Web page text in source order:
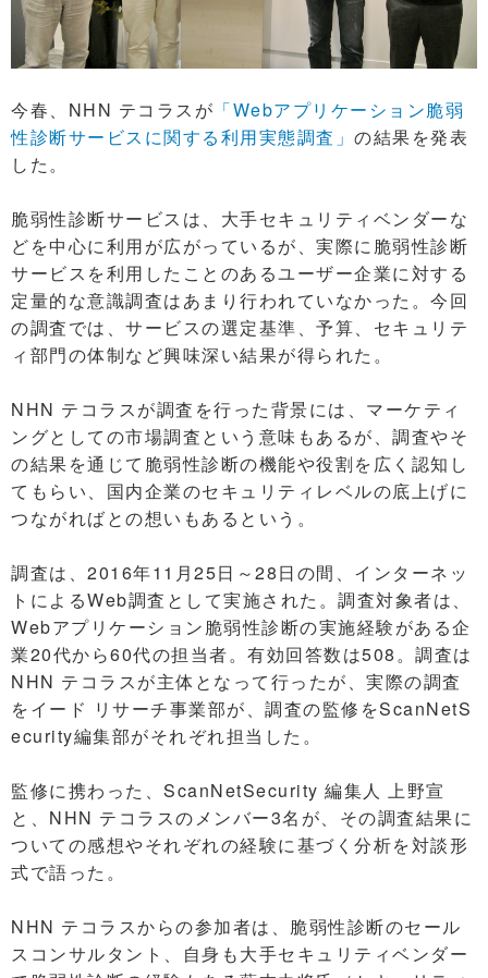
今春、NHN テコラスが 「Webアプリケーション脆弱
性診断サービスに関する利用実態調査」 の結果を発表
した。
脆弱性診断サービスは、大手セキュリティベンダーな
どを中心に利用が広がっているが、実際に脆弱性診断
サービスを利用したことのあるユーザー企業に対する
定量的な意識調査はあまり行われていなかった。今回
の調査では、サービスの選定基準、予算、セキュリテ
ィ部門の体制など興味深い結果が得られた。
NHN テコラスが調査を行った背景には、マーケティ
ングとしての市場調査という意味もあるが、調査やそ
の結果を通じて脆弱性診断の機能や役割を広く認知し
てもらい、国内企業のセキュリティレベルの底上げに
つながればとの想いもあるという。
調査は、2016年11月25日～28日の間、インターネッ
トによるWeb調査として実施された。調査対象者は、
Webアプリケーション脆弱性診断の実施経験がある企
業20代から60代の担当者。有効回答数は508。調査は
NHN テコラスが主体となって行ったが、実際の調査
をイード リサーチ事業部が、調査の監修をScanNetS
ecurity編集部がそれぞれ担当した。
監修に携わった、ScanNetSecurity 編集人 上野宣
と、NHN テコラスのメンバー3名が、その調査結果に
ついての感想やそれぞれの経験に基づく分析を対談形
式で語った。
NHN テコラスからの参加者は、脆弱性診断のセール
スコンサルタント、自身も大手セキュリティベンダー